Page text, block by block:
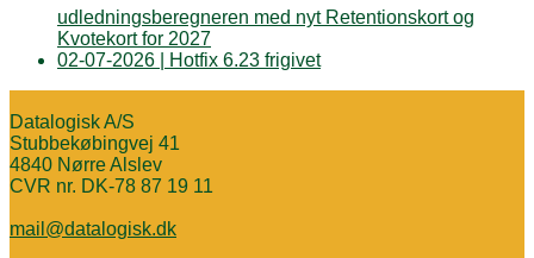
udledningsberegneren med nyt Retentionskort og
Kvotekort for 2027
02-07-2026 | Hotfix 6.23 frigivet
Datalogisk A/S
Stubbekøbingvej 41
4840 Nørre Alslev
CVR nr. DK-78 87 19 11
mail@datalogisk.dk